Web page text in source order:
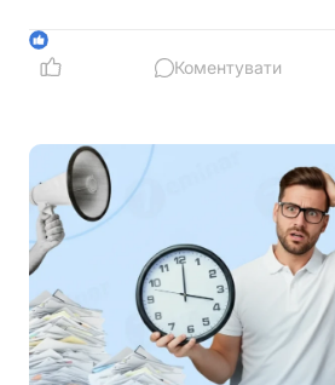
ділянок у межах населених
земель, що перебувають у
враховувати особливості,
Податковим кодексом України
1
Коментувати